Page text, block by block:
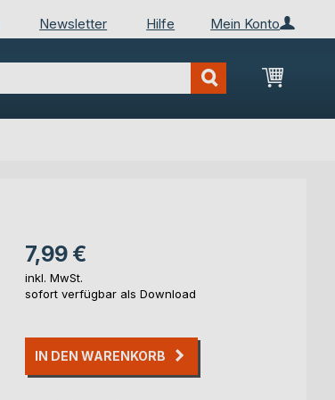
Mein Konto
Newsletter Hilfe
Mein
7,99 €
inkl. MwSt.
sofort verfügbar als Download
IN DEN WARENKORB